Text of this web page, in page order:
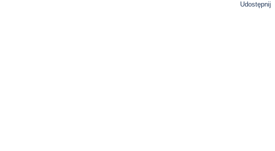
Udostępnij